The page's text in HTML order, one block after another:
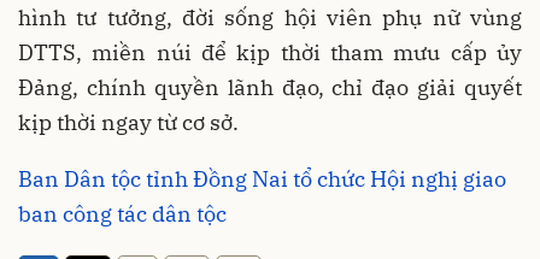
hình tư tưởng, đời sống hội viên phụ nữ vùng
DTTS, miền núi để kịp thời tham mưu cấp ủy
Đảng, chính quyền lãnh đạo, chỉ đạo giải quyết
kịp thời ngay từ cơ sở.
Ban Dân tộc tỉnh Đồng Nai tổ chức Hội nghị giao
ban công tác dân tộc